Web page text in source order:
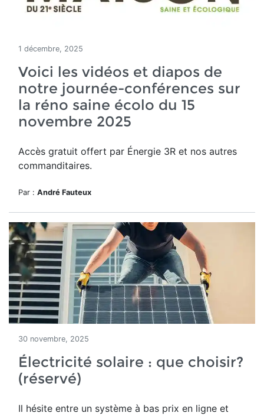
1 décembre, 2025
Voici les vidéos et diapos de
notre journée-conférences sur
la réno saine écolo du 15
novembre 2025
Accès gratuit offert par Énergie 3R et nos autres
commanditaires.
Par : André Fauteux
30 novembre, 2025
Électricité solaire : que choisir?
(réservé)
Il hésite entre un système à bas prix en ligne et